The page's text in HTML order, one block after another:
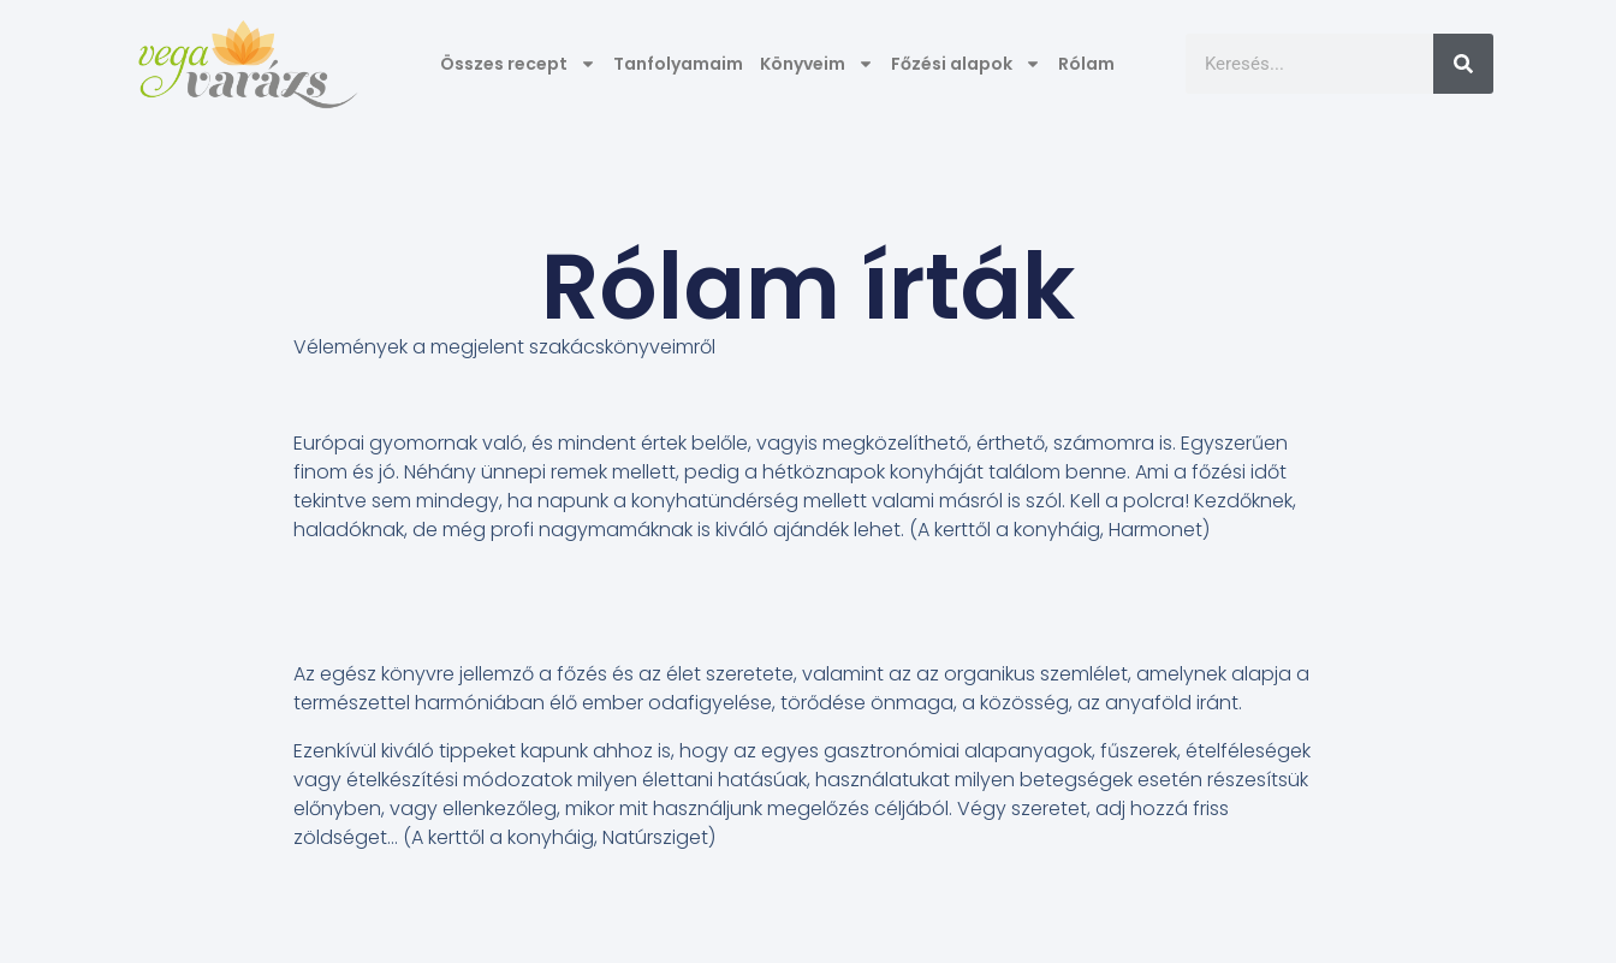
Összes recept Tanfolyamaim Könyveim Főzési alapok Rólam
Rólam írták
Vélemények a megjelent szakácskönyveimről
Európai gyomornak való, és mindent értek belőle, vagyis megközelíthető, érthető, számomra is. Egyszerűen
finom és jó. Néhány ünnepi remek mellett, pedig a hétköznapok konyháját találom benne. Ami a főzési időt
tekintve sem mindegy, ha napunk a konyhatündérség mellett valami másról is szól. Kell a polcra! Kezdőknek,
haladóknak, de még profi nagymamáknak is kiváló ajándék lehet. (A kerttől a konyháig, Harmonet)
Az egész könyvre jellemző a főzés és az élet szeretete, valamint az az organikus szemlélet, amelynek alapja a
természettel harmóniában élő ember odafigyelése, törődése önmaga, a közösség, az anyaföld iránt.
Ezenkívül kiváló tippeket kapunk ahhoz is, hogy az egyes gasztronómiai alapanyagok, fűszerek, ételféleségek
vagy ételkészítési módozatok milyen élettani hatásúak, használatukat milyen betegségek esetén részesítsük
előnyben, vagy ellenkezőleg, mikor mit használjunk megelőzés céljából. Végy szeretet, adj hozzá friss
zöldséget… (A kerttől a konyháig, Natúrsziget)